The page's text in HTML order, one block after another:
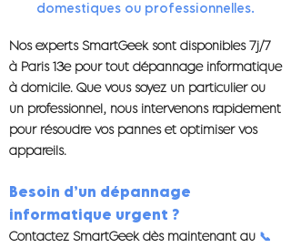
domestiques ou professionnelles.
Nos experts SmartGeek sont disponibles 7j/7
à Paris 13e pour tout dépannage informatique
à domicile. Que vous soyez un particulier ou
un professionnel, nous intervenons rapidement
pour résoudre vos pannes et optimiser vos
appareils.
Besoin d’un dépannage
informatique urgent ?
Contactez SmartGeek dès maintenant au 📞